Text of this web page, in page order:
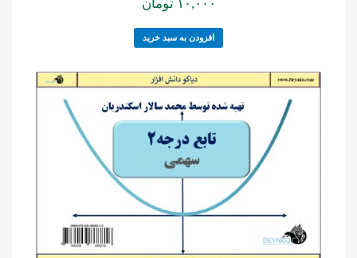
۱۰,۰۰۰ تومان
افزودن به سبد خرید